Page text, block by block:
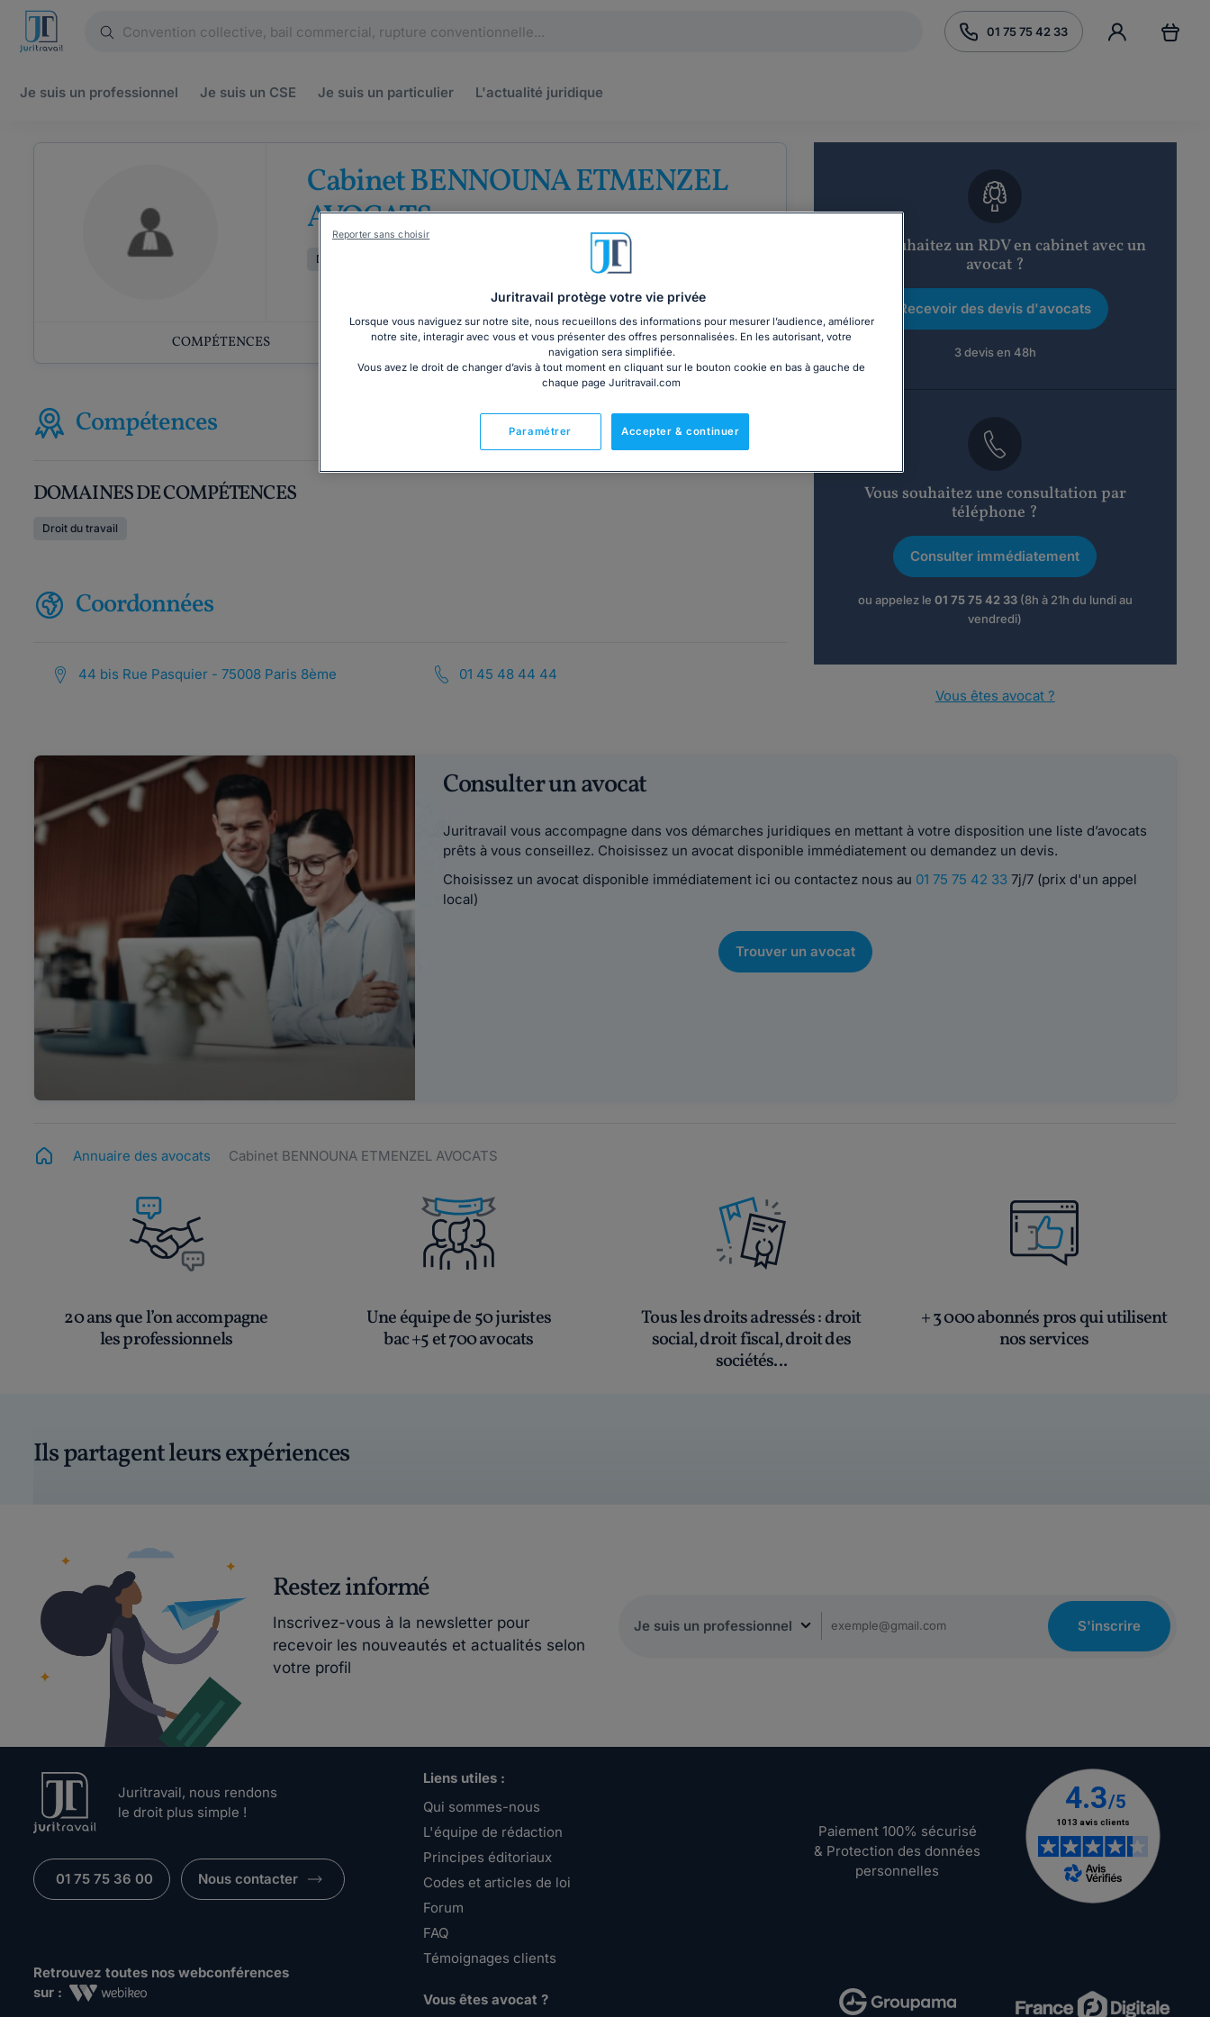
01 75 75 42 33
Je suis un professionnel Je suis un CSE Je suis un particulier L'actualité juridique
Cabinet BENNOUNA ETMENZEL
AVOCATS
Droit du travail
COMPÉTENCES COORDONNÉES
Compétences
DOMAINES DE COMPÉTENCES
Droit du travail
Coordonnées
44 bis Rue Pasquier - 75008 Paris 8ème 01 45 48 44 44
Vous souhaitez un RDV en cabinet avec un
avocat ?
Recevoir des devis d'avocats
3 devis en 48h
Vous souhaitez une consultation par
téléphone ?
Consulter immédiatement
ou appelez le 01 75 75 42 33(8h à 21h du lundi au
vendredi)
Vous êtes avocat ?
Consulter un avocat
Juritravail vous accompagne dans vos démarches juridiques en mettant à votre disposition une liste d’avocats
prêts à vous conseillez. Choisissez un avocat disponible immédiatement ou demandez un devis.
Choisissez un avocat disponible immédiatement ici ou contactez nous au 01 75 75 42 337j/7 (prix d'un appel
local)
Trouver un avocat
Annuaire des avocats Cabinet BENNOUNA ETMENZEL AVOCATS
20 ans que l’on accompagne
les professionnels
Une équipe de 50 juristes
bac +5 et 700 avocats
Tous les droits adressés: droit
social, droit fiscal, droit des
sociétés...
+ 3 000 abonnés pros qui utilisent
nos services
Ils partagent leurs expériences
Restez informé
Inscrivez-vous à la newsletter pour
recevoir les nouveautés et actualités selon
votre profil
S'inscrire
Juritravail, nous rendons
le droit plus simple !
01 75 75 36 00 Nous contacter
Retrouvez toutes nos webconférences
sur :
Liens utiles :
Qui sommes-nous
L'équipe de rédaction
Principes éditoriaux
Codes et articles de loi
Forum
FAQ
Témoignages clients
Vous êtes avocat ?
Paiement 100% sécurisé
& Protection des données
personnelles
Juritravail protège votre vie privée
Lorsque vous naviguez sur notre site, nous recueillons des informations pour mesurer l’audience, améliorer
notre site, interagir avec vous et vous présenter des offres personnalisées. En les autorisant, votre
navigation sera simplifiée.
Vous avez le droit de changer d’avis à tout moment en cliquant sur le bouton cookie en bas à gauche de
chaque page Juritravail.com
Accepter & continuer
Paramétrer
Reporter sans choisir